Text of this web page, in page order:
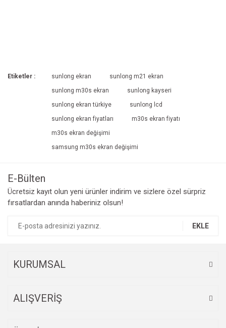
Etiketler : sunlong ekran
sunlong m21 ekran
sunlong m30s ekran
sunlong kayseri
sunlong ekran türkiye
sunlong lcd
sunlong ekran fiyatları
m30s ekran fiyatı
m30s ekran değişimi
samsung m30s ekran değişimi
E-Bülten
Ücretsiz kayıt olun yeni ürünler indirim ve sizlere özel sürpriz
fırsatlardan anında haberiniz olsun!
EKLE
KURUMSAL
ALIŞVERİŞ